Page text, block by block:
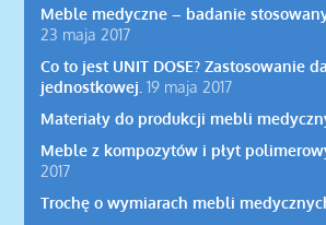
Meble medyczne – badanie
23 maja 2017
Co to jest UNIT DOSE? Zastosowanie
jednostkowej. 19 maja 2017
Materiały do produkcji mebli
Meble z kompozytów i płyt
2017
Trochę o wymiarach mebli